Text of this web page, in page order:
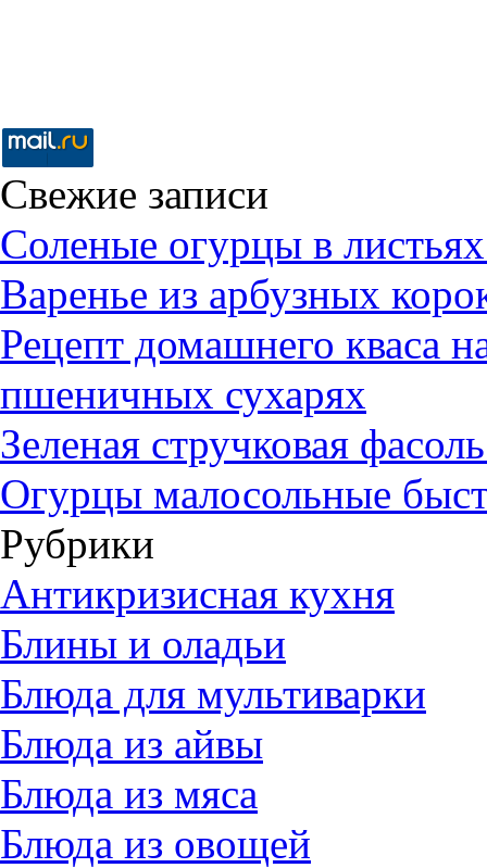
Свежие записи
Соленые огурцы в
Варенье из арбузных
Рецепт домашнего кваса
пшеничных сухарях
Зеленая стручковая
Огурцы малосольные
Рубрики
Антикризисная кухня
Блины и оладьи
Блюда для мультиварки
Блюда из айвы
Блюда из мяса
Блюда из овощей